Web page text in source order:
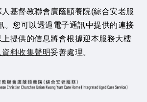
基督教聯會廣蔭頤養院(綜合安老服
。您可以透過電子通訊中提供的連接
提供的信息將會根據迎本服務大樓
資料收集聲明妥善處理。